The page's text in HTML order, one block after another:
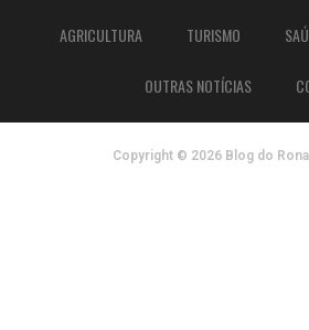
AGRICULTURA TURISMO
OUTRAS NOTÍCIAS
Copyright © 2026 Blog do